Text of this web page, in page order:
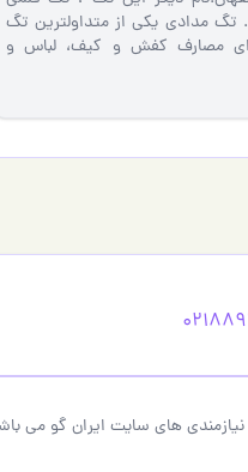
مدادی یکی از متداولترین تگ
مصارف کفش و کیف، لباس و
های سایت ایران گو می